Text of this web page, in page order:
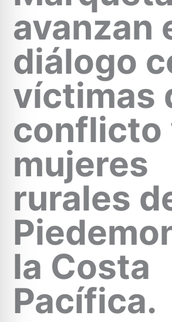
avanzan
diálogo
víctimas
conflicto
mujeres
rurales
la Costa
Pacífica.